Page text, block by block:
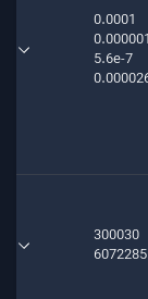
0.0001
0.000001
5.6e-7
300030
6072285